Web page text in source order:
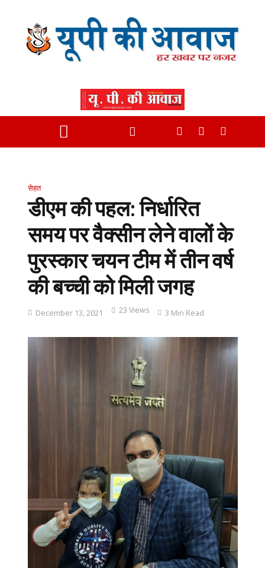
सेहत
डीएम की पहल: निर्धारित
समय पर वैक्सीन लेने वालों के
पुरस्कार चयन टीम में तीन वर्ष
की बच्ची को मिली जगह
December 13, 2021 23 Views 3 Min Read